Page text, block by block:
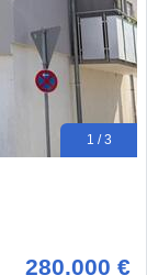
1 / 3
280.000 €